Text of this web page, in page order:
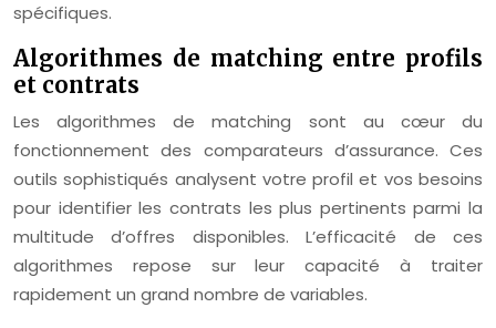
spécifiques.
Algorithmes de matching entre profils
et contrats
Les algorithmes de matching sont au cœur du
fonctionnement des comparateurs d’assurance. Ces
outils sophistiqués analysent votre profil et vos besoins
pour identifier les contrats les plus pertinents parmi la
multitude d’offres disponibles. L’efficacité de ces
algorithmes repose sur leur capacité à traiter
rapidement un grand nombre de variables.